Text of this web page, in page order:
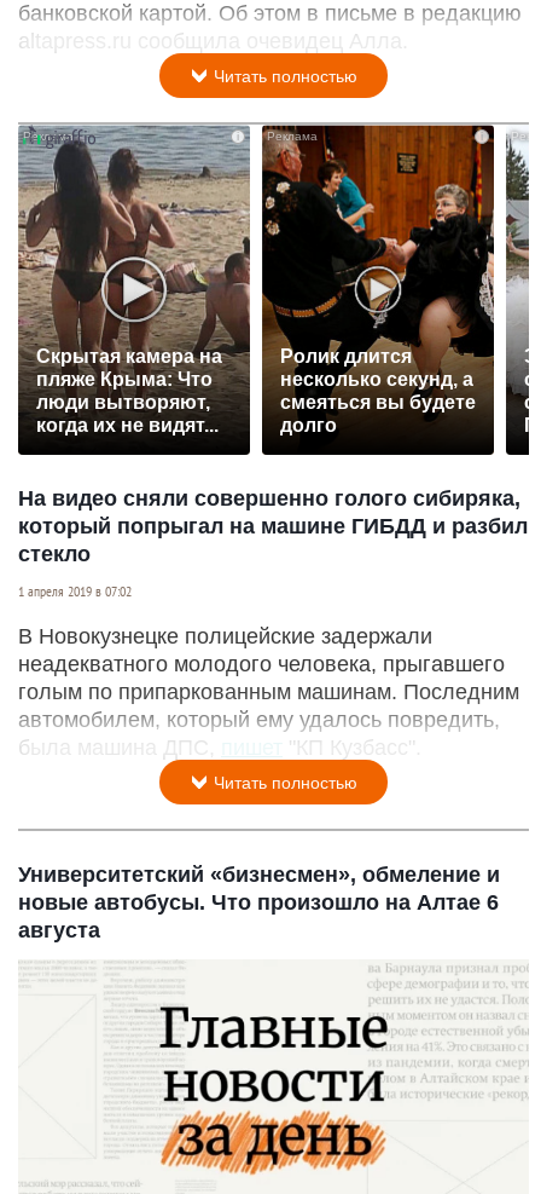
банковской картой. Об этом в письме в редакцию
altapress.ru cообщила очевидец Алла.
Читать полностью
i
Скрытая камера на
пляже Крыма: Что
люди вытворяют,
когда их не видят...
i
Ролик длится
несколько секунд, а
смеяться вы будете
долго
На видео сняли совершенно голого сибиряка,
который попрыгал на машине ГИБДД и разбил
стекло
1 апреля 2019 в 07:02
В Новокузнецке полицейские задержали
неадекватного молодого человека, прыгавшего
голым по припаркованным машинам. Последним
автомобилем, который ему удалось повредить,
была машина ДПС,
"КП Кузбасс".
Читать полностью
Университетский «бизнесмен», обмеление и
новые автобусы. Что произошло на Алтае 6
августа